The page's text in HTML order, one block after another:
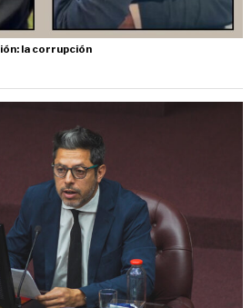
la corrupción